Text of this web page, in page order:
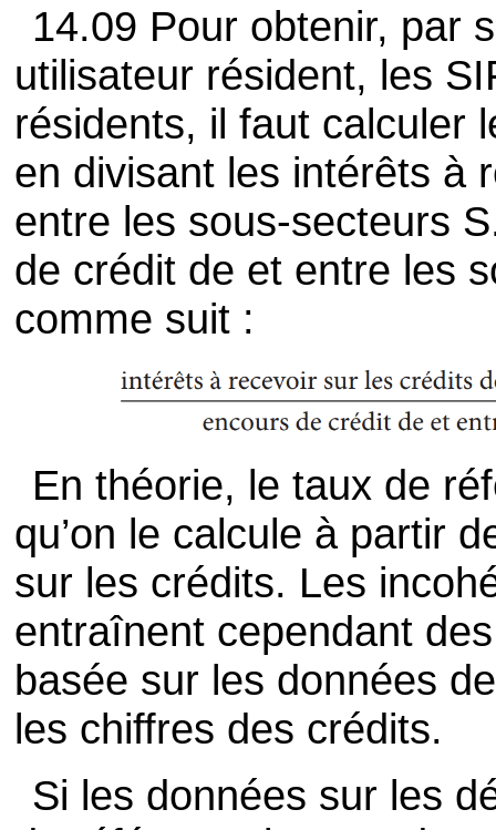
14.09 Pour obtenir, par
utilisateur résident, les
résidents, il faut calculer
en divisant les intérêts à
entre les sous-secteurs
de crédit de et entre les
comme suit :
En théorie, le taux de
qu’on le calcule à partir
sur les crédits. Les
entraînent cependant
basée sur les données
les chiffres des crédits.
Si les données sur les